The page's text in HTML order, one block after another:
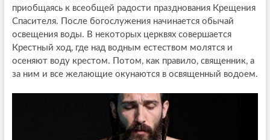
приобщаясь к всеобщей радости празднования Крещения
Спасителя. После богослужения начинается обычай
освещения воды. В некоторых церквях совершается
Крестный ход, где над водным естеством молятся и
осеняют воду крестом. Потом, как правило, священник, а
за ним и все желающие окунаются в освященный водоем.